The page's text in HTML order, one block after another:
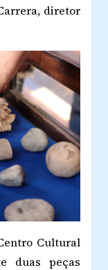
diretor
Cultural
duas peças